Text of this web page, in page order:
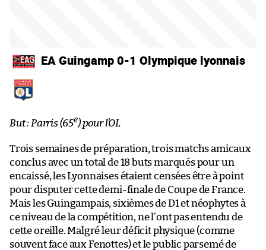
EA Guingamp 0-1 Olympique lyonnais
But : Parris (65e) pour l’OL
Trois semaines de préparation, trois matchs amicaux
conclus avec un total de 18 buts marqués pour un
encaissé, les Lyonnaises étaient censées être à point
pour disputer cette demi-finale de Coupe de France.
Mais les Guingampais, sixièmes de D1 et néophytes à
ce niveau de la compétition, ne l’ont pas entendu de
cette oreille. Malgré leur déficit physique (comme
souvent face aux Fenottes) et le public parsemé de